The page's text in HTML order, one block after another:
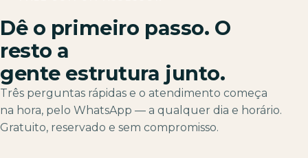
Dê o primeiro passo. O
resto a
gente estrutura junto.
Três perguntas rápidas e o atendimento começa
na hora, pelo WhatsApp — a qualquer dia e horário.
Gratuito, reservado e sem compromisso.